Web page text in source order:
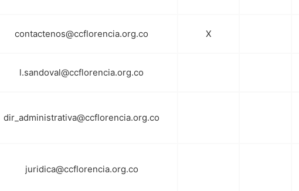
contactenos@ccflorencia.org.co X
l.sandoval@ccflorencia.org.co
dir_administrativa@ccflorencia.org.co
juridica@ccflorencia.org.co